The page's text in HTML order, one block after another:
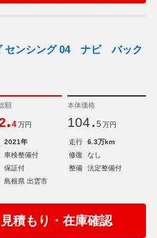
センシング 04 ナビ バック
額
.4 万円
本体価格
104. 5 万円
2021年 走行
6.3万km
車検整備付 修復
なし
保証付 整備
法定整備付
島根県 出雲市
見積もり・在庫確認